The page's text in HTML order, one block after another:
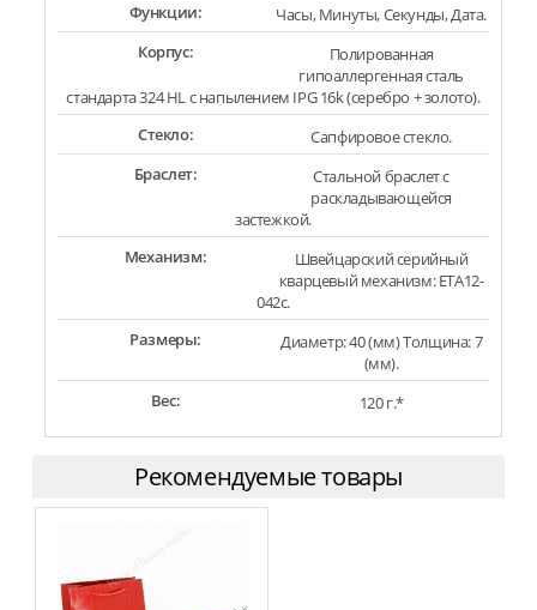
Функции:
Часы, Минуты, Секунды, Дата.
Корпус:
Полированная
гипоаллергенная сталь
стандарта 324 HL с напылением IPG 16k (серебро + золото).
Стекло:
Сапфировое стекло.
Браслет:
Стальной браслет с
раскладывающейся
застежкой.
Механизм:
Швейцарский серийный
кварцевый механизм: ETA12-
042c.
Размеры:
Диаметр: 40 (мм) Толщина: 7
(мм).
Вес:
120 г.*
Рекомендуемые товары